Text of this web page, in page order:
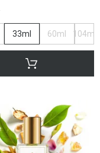
33ml 60ml 104ml